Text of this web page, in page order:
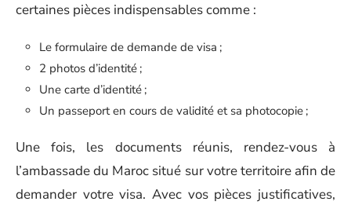
certaines pièces indispensables comme :
Le formulaire de demande de visa ;
2 photos d’identité ;
Une carte d’identité ;
Un passeport en cours de validité et sa photocopie ;
Une fois, les documents réunis, rendez-vous à
l’ambassade du Maroc situé sur votre territoire afin de
demander votre visa. Avec vos pièces justificatives,